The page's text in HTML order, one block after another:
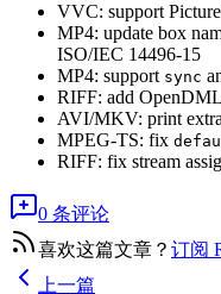
VVC: support
MP4: update box
ISO/IEC 14496-15
MP4: support sync
RIFF: add
AVI/MKV: print
MPEG-TS: fix
RIFF: fix stream
0 条评论
喜欢这篇文章？ 订阅
上一篇